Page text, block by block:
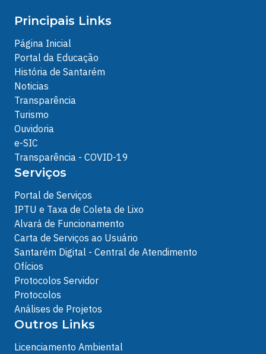
Principais Links
Página Inicial
Portal da Educação
História de Santarém
Noticias
Transparência
Turismo
Ouvidoria
e-SIC
Transparência - COVID-19
Serviços
Portal de Serviços
IPTU e Taxa de Coleta de Lixo
Alvará de Funcionamento
Carta de Serviços ao Usuário
Santarém Digital - Central de Atendimento
Ofícios
Protocolos Servidor
Protocolos
Análises de Projetos
Outros Links
Licenciamento Ambiental